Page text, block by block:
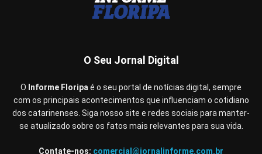
O Seu Jornal Digital
O Informe Floripaé o seu portal de notícias digital, sempre
com os principais acontecimentos que influenciam o cotidiano
dos catarinenses. Siga nosso site e redes sociais para manter-
se atualizado sobre os fatos mais relevantes para sua vida.
Contate-nos: comercial@jornalinforme.com.br